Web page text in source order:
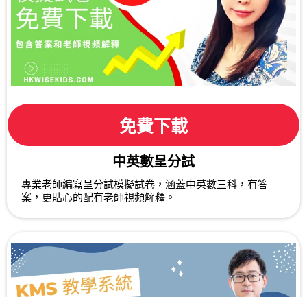
免費下載
中英數呈分試
專業老師編寫呈分試模擬試卷，涵蓋中英數三科，有答
案，更貼心的配有老師視頻解釋。